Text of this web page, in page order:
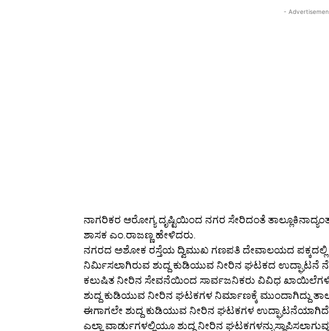
-
ನಾಗರಿಕರ ಆರೋಗ್ಯ ದೃಷ್ಟಿಯಿಂದ ನಗರ ಸೇರಿದಂತೆ ತಾಲ್ಲೂಕಿನಾದ್ಯಂತ
ಶಾಸಕ ಎಂ.ರಾಜಣ್ಣ ಹೇಳಿದರು.
ನಗರದ ಅಶೋಕ ರಸ್ತೆಯ ದ್ವಿಮುಖ ಗಣಪತಿ ದೇವಾಲಯದ ಪಕ್ಕದಲ್ಲಿ
ನಿರ್ಮಿಸಲಾಗಿರುವ ಶುದ್ದ ಕುಡಿಯುವ ನೀರಿನ ಘಟಕದ ಉದ್ಘಾಟನೆ
ಕಲುಷಿತ ನೀರಿನ ಸೇವನೆಯಿಂದ ಸಾರ್ವಜನಿಕರು ವಿವಿಧ ಖಾಯಿಲೆಗಳಿಗೆ
ಶುದ್ದ ಕುಡಿಯುವ ನೀರಿನ ಘಟಕಗಳ ನಿರ್ಮಾಣಕ್ಕೆ ಮುಂದಾಗಿದ್ದು
ಈಗಾಗಲೇ ಶುದ್ದ ಕುಡಿಯುವ ನೀರಿನ ಘಟಕಗಳ
ಎಲ್ಲಾ ವಾರ್ಡುಗಳಲ್ಲಿಯೂ ಶುದ್ದ ನೀರಿನ